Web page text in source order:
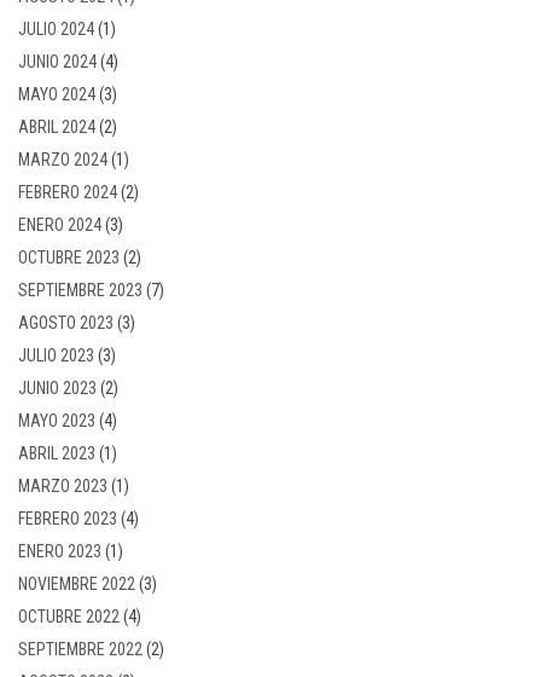
JULIO 2024(1)
JUNIO 2024(4)
MAYO 2024(3)
ABRIL 2024(2)
MARZO 2024(1)
FEBRERO 2024(2)
ENERO 2024(3)
OCTUBRE 2023 (2)
SEPTIEMBRE 2023 (7)
AGOSTO 2023 (3)
JULIO 2023 (3)
JUNIO 2023 (2)
MAYO 2023 (4)
ABRIL 2023 (1)
MARZO 2023 (1)
FEBRERO 2023 (4)
ENERO 2023 (1)
NOVIEMBRE 2022 (3)
OCTUBRE 2022 (4)
SEPTIEMBRE 2022 (2)